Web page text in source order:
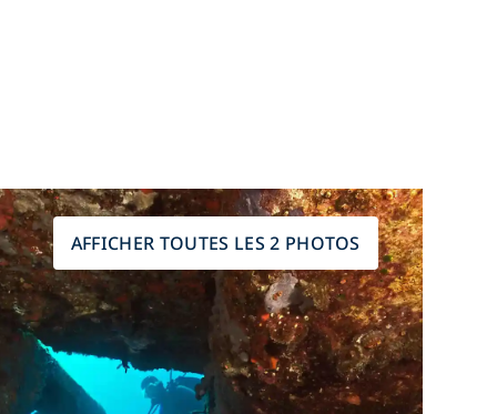
AFFICHER TOUTES LES 2 PHOTOS